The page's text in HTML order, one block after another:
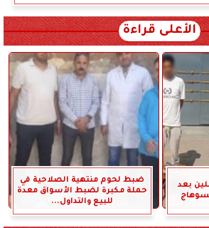
الأعلى قراءة
بعد
ضبط لحوم منتهية الصلاحية في
حملة مكبرة لضبط الأسواق معدة
للبيع والتداول...